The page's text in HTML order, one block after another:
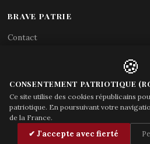
BRAVE PATRIE
Contact
Acces gouvernement
© Brave Patrie +
🍪
CONSENTEMENT PATRIOTIQUE
Ce site utilise des cookies républicains
patriotique. En poursuivant votre
de la France.
✔ J'accepte avec fierté